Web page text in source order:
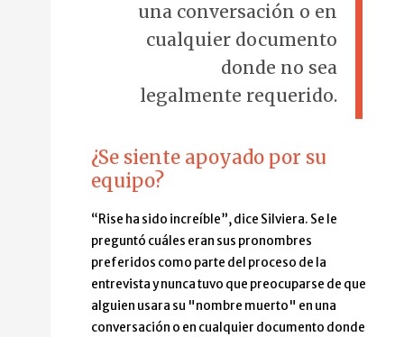
una conversación o en
cualquier documento
donde no sea
legalmente requerido.
¿Se siente apoyado por su
equipo?
“Rise ha sido increíble”, dice Silviera. Se le
preguntó cuáles eran sus pronombres
preferidos como parte del proceso de la
entrevista y nunca tuvo que preocuparse de que
alguien usara su "nombre muerto" en una
conversación o en cualquier documento donde